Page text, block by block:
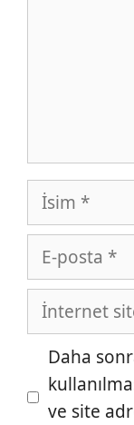
İsim
posta
İnternet
sitesi
Daha
ve site